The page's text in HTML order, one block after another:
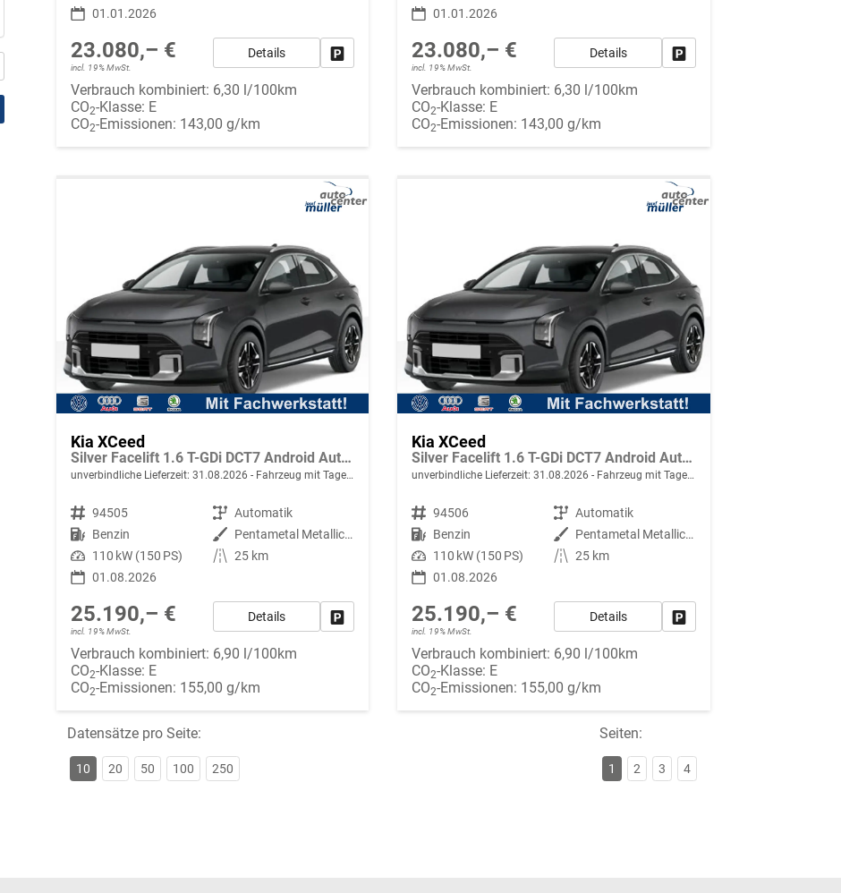
01.01.2026
23.080,– €
incl. 19% MwSt.
Details Fahrzeug parken
Verbrauch kombiniert: 6,30 l/100km
CO2-Klasse: E
CO2-Emissionen: 143,00 g/km
01.01.2026
23.080,– €
incl. 19% MwSt.
Details
Verbrauch kombiniert: 6,30 l/100km
CO2-Klasse: E
CO2-Emissionen: 143,00 g/km
Kia XCeed
Silver Facelift 1.6 T-GDi DCT7 Android Auto*Navi*SHZ*Kamera*2Z-Klimaauto*PrivacyGlas
unverbindliche Lieferzeit: 31.08.2026 Fahrzeug mit Tageszulassung
Fahrzeugnr. 94505 Getriebe Automatik
Kraftstoff Benzin Außenfarbe
Pentametal Metallic [H8G]
Leistung 110 kW (150 PS) Kilometerstand 25 km
01.08.2026
25.190,– €
incl. 19% MwSt.
Details Fahrzeug parken
Verbrauch kombiniert: 6,90 l/100km
CO2-Klasse: E
CO2-Emissionen: 155,00 g/km
Kia XCeed
Silver Facelift 1.6 T-GDi DCT7 Android Auto*Navi*SHZ*Kamera*2Z-Klimaauto*PrivacyGlas
unverbindliche Lieferzeit:31.08.2026 Fahrzeug mit Tageszulassung
Fahrzeugnr. 94506 Getriebe Automatik
Kraftstoff Benzin Außenfarbe
Pentametal Metallic [H8G]
Leistung 110 kW (150 PS) Kilometerstand 25 km
01.08.2026
25.190,– €
incl. 19% MwSt.
Details
Verbrauch kombiniert: 6,90 l/100km
CO2-Klasse: E
CO2-Emissionen: 155,00 g/km
Datensätze pro Seite:
10 20 50 100 250
Seiten:
1 2 3 4